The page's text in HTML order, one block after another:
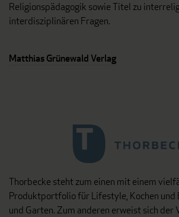
Religionspädagogik sowie Titel zu
interdisziplinären Fragen.
Matthias Grünewald Verlag
Thorbecke steht zum einen mit einem
Produktportfolio für Lifestyle, Kochen und
und Garten. Zum anderen erweist sich der